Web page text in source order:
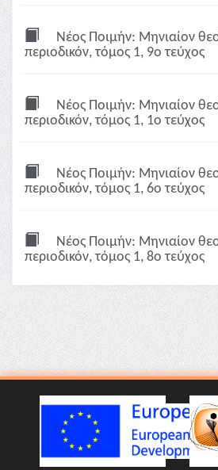
Νέος Ποιμήν: Μηνιαίον
περιοδικόν, τόμος 1, 9ο τεύχος
Νέος Ποιμήν: Μηνιαίον
περιοδικόν, τόμος 1, 1ο τεύχος
Νέος Ποιμήν: Μηνιαίον
περιοδικόν, τόμος 1, 6ο τεύχος
Νέος Ποιμήν: Μηνιαίον
περιοδικόν, τόμος 1, 8ο τεύχος